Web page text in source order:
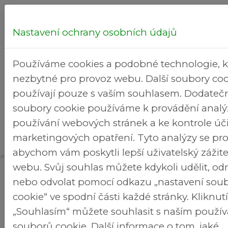
Hledej...
Brezineves.cz >
Kultura
a volný
čas
Kalendář
akcí
Rekreační
areál
Kalendář akcí
Rozpis zápasu fotbalu
Nastavení ochrany osobních údajů
Používáme cookies a podobné technologie,
nezbytné pro provoz webu. Další soubory
používají pouze s vaším souhlasem.
soubory cookie používáme k provádění
používání webových stránek a ke kontrole
marketingových opatření. Tyto analýzy se
abychom vám poskytli lepší uživatelský
webu. Svůj souhlas můžete kdykoli udělit,
nebo odvolat pomocí odkazu „nastavení
cookie“ ve spodní části každé stránky.
„Souhlasím“ můžete souhlasit s naším